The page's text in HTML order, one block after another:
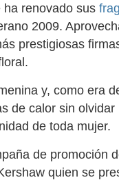
ha renovado sus
2009.
prestigiosas
y, como era
de calor sin olvidar
de toda mujer.
de promoción
quien se